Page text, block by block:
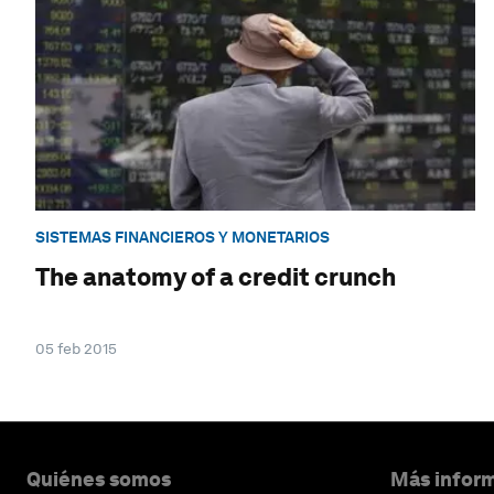
SISTEMAS FINANCIEROS Y MONETARIOS
The anatomy of a credit crunch
05 feb 2015
Quiénes somos Más